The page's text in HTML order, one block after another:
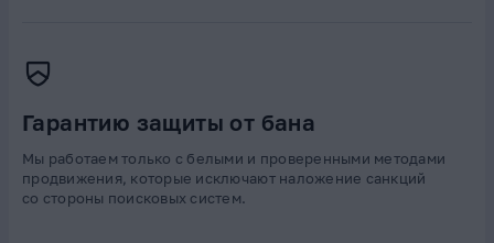
Гарантию защиты от бана
Мы работаем только с белыми и проверенными методами
продвижения, которые исключают наложение санкций
со стороны поисковых систем.